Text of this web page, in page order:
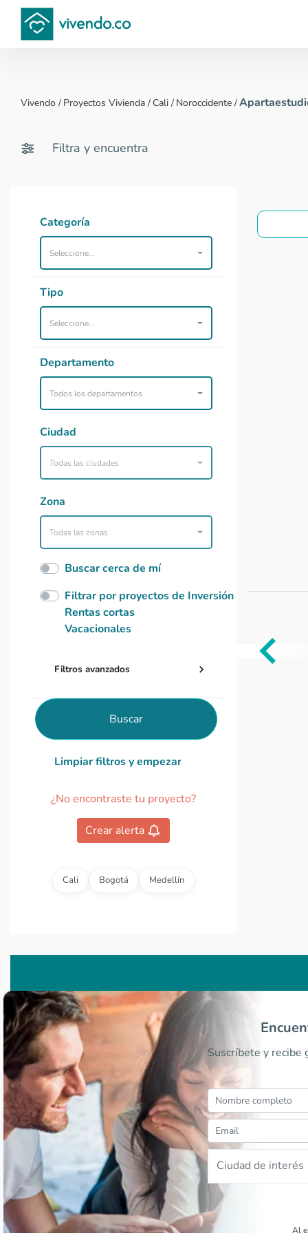
Vivendo / Proyectos Vivienda / Cali / Noroccidente /
Filtra y encuentra
Item
Categoría
Seleccione...
Tipo
Seleccione...
Departamento
Todos los departamentos
Ciudad
Todas las ciudades
Zona
Todas las zonas
Buscar cerca de mí
Filtrar por proyectos de Inversión
Rentas cortas
Vacacionales
Filtros avanzados
Buscar
Limpiar filtros y empezar de nuevo
¿No encontraste tu proyecto?
Crear alerta
Cali Bogotá Medellín
Suscríbete y recibe
Ciudad de interés
Al